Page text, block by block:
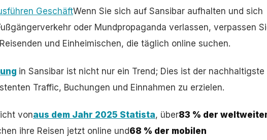
GeschäftWenn Sie sich auf Sansibar aufhalten und sich
oder Mundpropaganda verlassen, verpassen
und Einheimischen, die täglich online suchen.
in Sansibar ist nicht nur ein Trend; Dies ist der nachhaltigste
Traffic, Buchungen und Einnahmen zu erzielen.
vonaus dem Jahr 2025 Statista, über83 % der
ihre Reisen jetzt online und68 % der mobilen